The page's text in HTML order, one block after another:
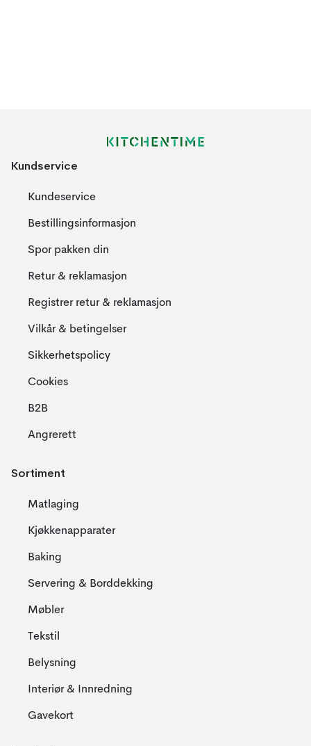
Kundservice
Kundeservice
Bestillingsinformasjon
Spor pakken din
Retur & reklamasjon
Registrer retur & reklamasjon
Vilkår & betingelser
Sikkerhetspolicy
Cookies
B2B
Angrerett
Sortiment
Matlaging
Kjøkkenapparater
Baking
Servering & Borddekking
Møbler
Tekstil
Belysning
Interiør & Innredning
Gavekort